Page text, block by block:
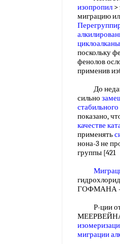
изопропил >
миграцию
циклоалканы
поскольку
фенолов
применив
До
сильно
стабильного
показано,
качестве
применять
нона-3 не
группы [421
ГОФМАНА
Р-ции
МЕЕРВЕЙНА
миграции